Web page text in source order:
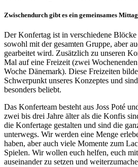
Zwischendurch gibt es ein gemeinsames
Der Konfertag ist in verschiedene Blöcke
sowohl mit der gesamten Gruppe, aber
gearbeitet wird. Zusätzlich zu unseren
Mal auf eine Freizeit (zwei
Woche Dänemark). Diese Freizeiten
Schwerpunkt unseres Konzeptes und
besonders beliebt.
Das Konferteam besteht aus Joss Poté
zwei bis drei Jahre älter als die Konfis
die Konfertage gestalten und sind die
unterwegs. Wir werden eine Menge
haben, aber auch viele Momente zum
Spielen. Wir wollen euch helfen, euch
auseinander zu setzen und